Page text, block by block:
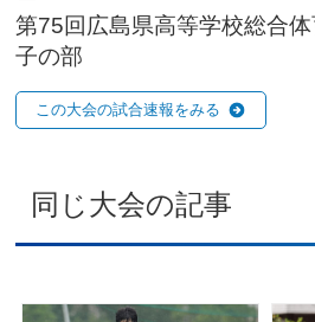
第75回広島県高等学校総合
子の部
この大会の試合速報をみる
同じ大会の記事